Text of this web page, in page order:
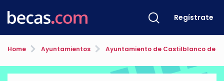
Regístrate
Home Ayuntamientos Ayuntamiento de Castilblanco de